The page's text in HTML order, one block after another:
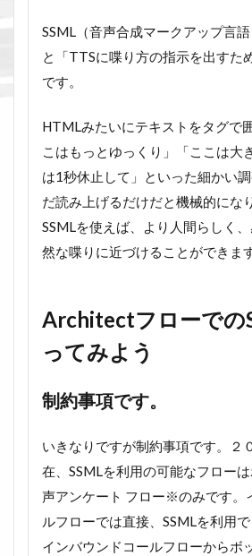
SSML（音声合成マークアップ言
と「TTSに喋り方の指示を出すた
です。
HTMLみたいにテキストをタグで
こはもっとゆっくり」「ここは大
は1秒休止して」といった細かい
だ読み上げるだけだと機械的にな
SSMLを使えば、より人間らしく
然な喋りに近づけることができま
Architectフローでの
ってみよう
制約事項です。
いきなりですが制約事項です。２
在、SSMLを利用の可能なフロー
声アンケート フロー※のみです。
ルフローでは直接、SSMLを利用で
インバウンドコールフローからボ